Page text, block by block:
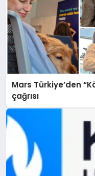
Mars Türkiye’den
çağrısı